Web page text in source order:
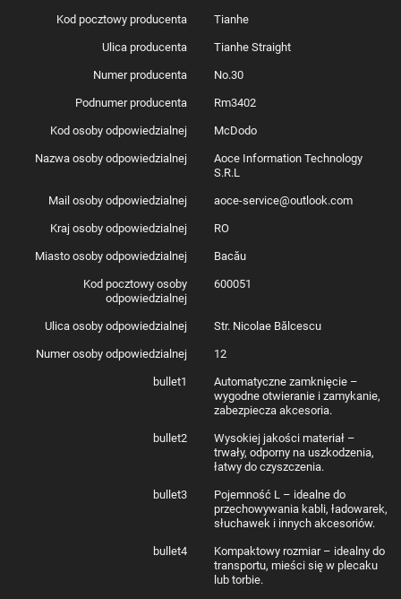
Automatyczne zamykanie i
wygodne otwieranie
Wbudowany system automatycznego zamykania pozwoli Ci wygodnie
korzystać z etui jedną ręką. Wystarczy lekko ścisnąć aby otworzy etui, a
Kod pocztowy producenta Tianhe
Ulica producenta Tianhe Straight
Numer producenta No.30
Podnumer producenta Rm3402
Kod osoby odpowiedzialnej McDodo
Nazwa osoby odpowiedzialnej
Aoce Information Technology
S.R.L
Mail osoby odpowiedzialnej aoce-service@outlook.com
Kraj osoby odpowiedzialnej RO
Miasto osoby odpowiedzialnej Bacău
Kod pocztowy osoby
odpowiedzialnej
600051
Ulica osoby odpowiedzialnej Str. Nicolae Bălcescu
Numer osoby odpowiedzialnej 12
bullet1
Automatyczne zamknięcie –
wygodne otwieranie i zamykanie,
zabezpiecza akcesoria.
bullet2
Wysokiej jakości materiał –
trwały, odporny na uszkodzenia,
łatwy do czyszczenia.
bullet3
Pojemność L – idealne do
przechowywania kabli, ładowarek,
słuchawek i innych akcesoriów.
bullet4
Kompaktowy rozmiar – idealny do
transportu, mieści się w plecaku
lub torbie.